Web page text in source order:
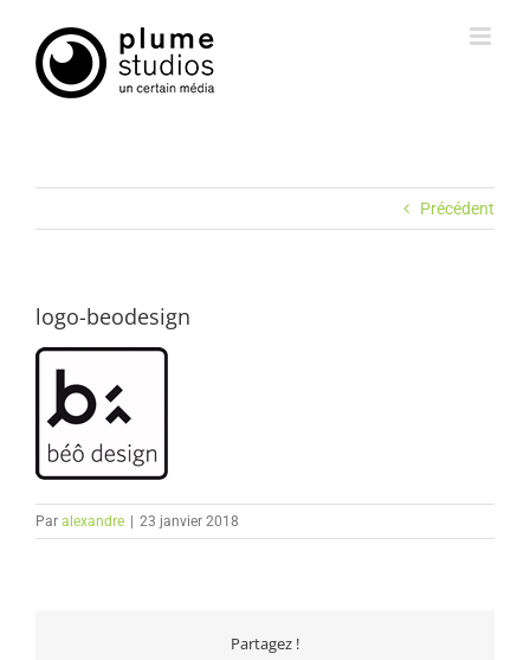
contenu
Précédent
logo-beodesign
Par alexandre 23 janvier 2018
Partagez !